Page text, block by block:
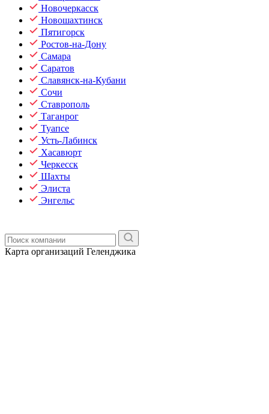
Новочеркасск
Новошахтинск
Пятигорск
Ростов-на-Дону
Самара
Саратов
Славянск-на-Кубани
Сочи
Ставрополь
Таганрог
Туапсе
Усть-Лабинск
Хасавюрт
Черкесск
Шахты
Элиста
Энгельс
Карта организаций Геленджика